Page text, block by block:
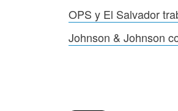
OPS y El Salvador
Johnson & Johnson